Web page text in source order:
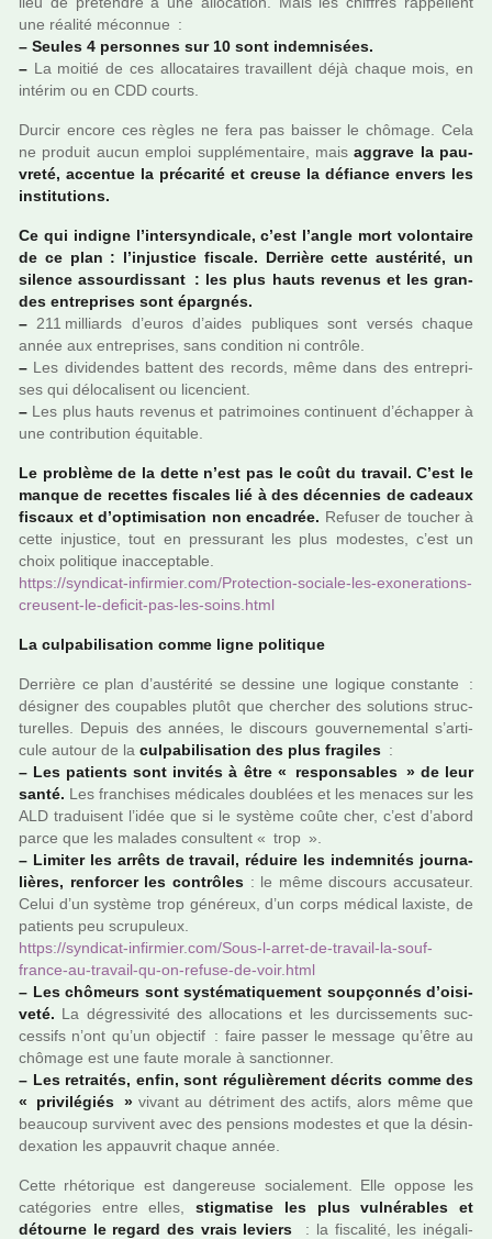
une réa­lité méconnue :
– Seules 4 per­son­nes sur 10 sont indem­ni­sées.
– La moitié de ces allo­ca­tai­res tra­vaillent déjà chaque mois, en
inté­rim ou en CDD courts.
Durcir encore ces règles ne fera pas bais­ser le chô­mage. Cela
ne pro­duit aucun emploi sup­plé­men­taire, maisaggrave la pau­
vreté, accen­tue la pré­ca­rité et creuse la défiance envers les
ins­ti­tu­tions.
Ce qui indi­gne l’inter­syn­di­cale, c’est l’angle mort volon­taire
de ce plan : l’injus­tice fis­cale. Derrière cette aus­té­rité, un
silence assour­dis­sant : les plus hauts reve­nus et les gran­
des entre­pri­ses sont épargnés.
– 211 ­mil­liards d’euros d’aides publi­ques sont versés chaque
année aux entre­pri­ses, sans condi­tion ni contrôle.
– Les divi­den­des bat­tent des records, même dans des entre­pri­
ses qui délo­ca­li­sent ou licen­cient.
– Les plus hauts reve­nus et patri­moi­nes conti­nuent d’échapper à
une contri­bu­tion équitable.
Le pro­blème de la dette n’est pas le coût du tra­vail. C’est le
manque de recet­tes fis­ca­les lié à des décen­nies de cadeaux
fis­caux et d’opti­mi­sa­tion non enca­drée. Refuser de tou­cher à
cette injus­tice, tout en pres­su­rant les plus modes­tes, c’est un
choix poli­ti­que inac­cep­ta­ble.
https://syn­di­cat-infir­mier.com/Protection-sociale-les-exo­ne­ra­tions-
creu­sent-le-defi­cit-pas-les-soins.html
La culpa­bi­li­sa­tion comme ligne poli­ti­que
Derrière ce plan d’aus­té­rité se des­sine une logi­que cons­tan­te :
dési­gner des cou­pa­bles plutôt que cher­cher des solu­tions struc­
tu­rel­les. Depuis des années, le dis­cours gou­ver­ne­men­tal s’arti­
cule autour de la culpa­bi­li­sa­tion des plus fra­gi­les :
– Les patients sont invi­tés à être « res­pon­sa­bles » de leur
santé. Les fran­chi­ses médi­ca­les dou­blées et les mena­ces sur les
ALD tra­dui­sent l’idée que si le sys­tème coûte cher, c’est d’abord
parce que les mala­des consul­tent « trop ».
– Limiter les arrêts de tra­vail, réduire les indem­ni­tés jour­na­
liè­res, ren­for­cer les contrô­les: le même dis­cours accu­sa­teur.
Celui d’un sys­tème trop géné­reux, d’un corps médi­cal laxiste, de
patients peu scru­pu­leux.
https://syn­di­cat-infir­mier.com/Sous-l-arret-de-tra­vail-la-souf­
france-au-tra­vail-qu-on-refuse-de-voir.html
– Les chô­meurs sont sys­té­ma­ti­que­ment soup­çon­nés d’oisi­
veté. La dégres­si­vité des allo­ca­tions et les dur­cis­se­ments suc­
ces­sifs n’ont qu’un objec­tif : faire passer le mes­sage qu’être au
chô­mage est une faute morale à sanc­tion­ner.
– Les retrai­tés, enfin, sont régu­liè­re­ment décrits comme des
« pri­vi­lé­giés »vivant au détri­ment des actifs, alors même que
beau­coup sur­vi­vent avec des pen­sions modes­tes et que la désin­
dexa­tion les appau­vrit chaque année.
Cette rhé­to­ri­que est dan­ge­reuse socia­le­ment. Elle oppose les
caté­go­ries entre elles,stig­ma­tise les plus vul­né­ra­bles et
détourne le regard des vrais leviers
: la fis­ca­lité, les iné­ga­li­